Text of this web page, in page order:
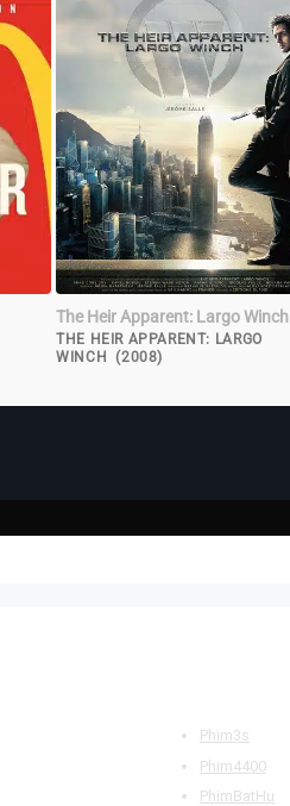
The Heir Apparent: Largo Winch
THE HEIR APPARENT: LARGO
WINCH (2008)